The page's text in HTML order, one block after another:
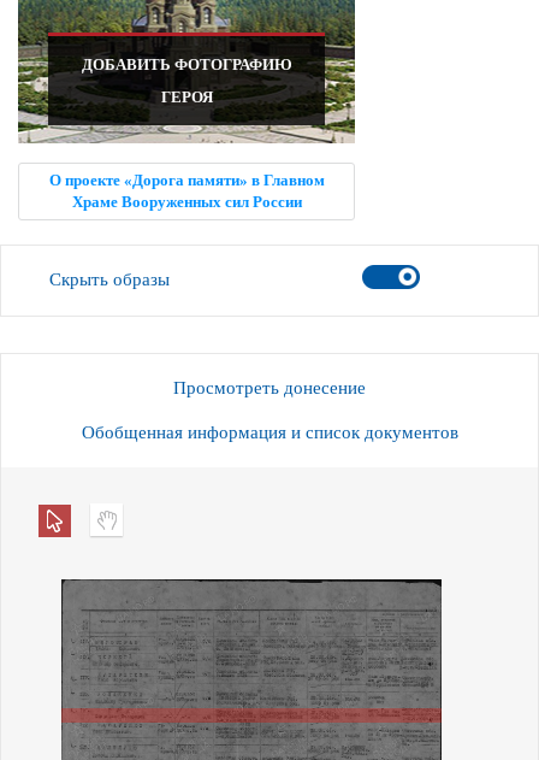
ДОБАВИТЬ ФОТОГРАФИЮ
ГЕРОЯ
О проекте «Дорога памяти» в Главном
Храме Вооруженных сил России
Скрыть образы
Просмотреть донесение
Обобщенная информация и список документов